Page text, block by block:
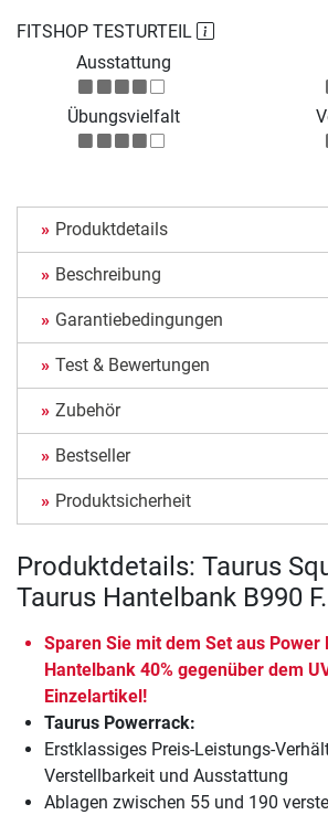
FITSHOP TESTURTEIL
Ausstattung
Übungsvielfalt
Produktdetails
Beschreibung
Garantiebedingungen
Test & Bewertungen
Zubehör
Bestseller
Produktsicherheit
Produktdetails: Taurus
Taurus Hantelbank B990
Sparen Sie mit dem Set aus Power
Hantelbank 40% gegenüber dem
Einzelartikel!
Taurus Powerrack:
Erstklassiges Preis-Leistungs-
Verstellbarkeit und Ausstattung
Ablagen zwischen 55 und 190